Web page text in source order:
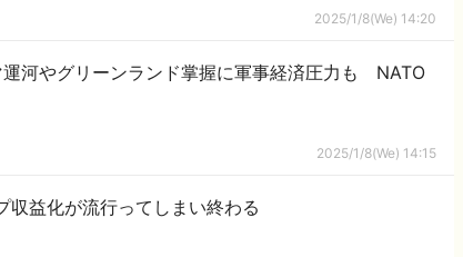
2025/1/8(We) 14:20
運河やグリーンランド掌握に軍事経済圧力も NATO
2025/1/8(We) 14:15
益化が流行ってしまい終わる